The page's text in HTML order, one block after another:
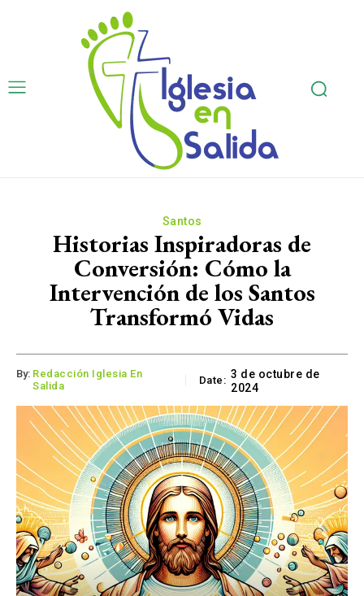
Santos
Historias Inspiradoras de
Conversión: Cómo la
Intervención de los Santos
Transformó Vidas
By: Redacción Iglesia En
Salida
Date: 3 de octubre de
2024